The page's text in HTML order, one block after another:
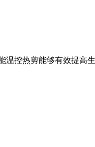
控热剪能够有效提高